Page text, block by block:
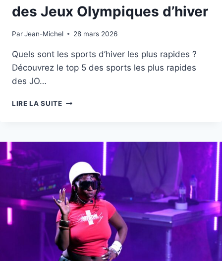
des Jeux Olympiques d’hiver
ParJean-Michel
15 février 2026 28 mars 2026
Quels sont les sports d’hiver les plus rapides ?
Découvrez le top 5 des sports les plus rapides
des JO…
LIRE LA SUITETOP
PLUS
DES
JEUX
OLYMPIQUES
D’HIVER